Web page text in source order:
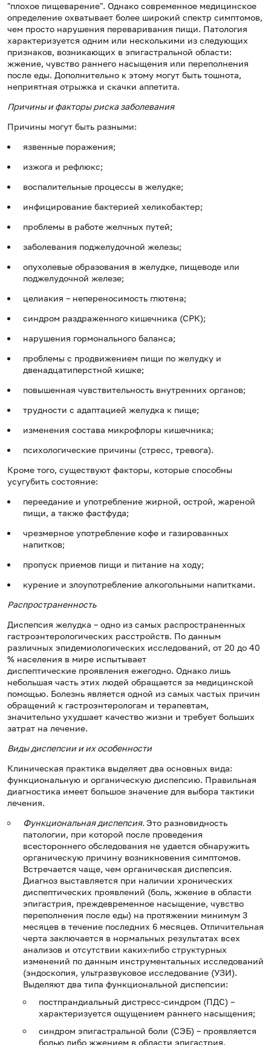
"плохое пищеварение". Однако современное медицинское
определение охватывает более широкий спектр симптомов,
чем просто нарушения переваривания пищи. Патология
характеризуется одним или несколькими из следующих
признаков, возникающих в эпигастральной области:
жжение, чувство раннего насыщения или переполнения
после еды. Дополнительно к этому могут быть тошнота,
неприятная отрыжка и скачки аппетита.
Причины и факторы риска заболевания
Причины могут быть разными:
язвенные поражения;
изжога и рефлюкс;
воспалительные процессы в желудке;
инфицирование бактерией хеликобактер;
проблемы в работе желчных путей;
заболевания поджелудочной железы;
опухолевые образования в желудке, пищеводе или
поджелудочной железе;
целиакия – непереносимость глютена;
синдром раздраженного кишечника (СРК);
нарушения гормонального баланса;
проблемы с продвижением пищи по желудку и
двенадцатиперстной кишке;
повышенная чувствительность внутренних органов;
трудности с адаптацией желудка к пище;
изменения состава микрофлоры кишечника;
психологические причины (стресс, тревога).
Кроме того, существуют факторы, которые способны
усугубить состояние:
переедание и употребление жирной, острой, жареной
пищи, а также фастфуда;
чрезмерное употребление кофе и газированных
напитков;
пропуск приемов пищи и питание на ходу;
курение и злоупотребление алкогольными напитками.
Распространенность
Диспепсия желудка – одно из самых распространенных
гастроэнтерологических расстройств. По данным
различных эпидемиологических исследований, от 20 до 40
% населения в мире испытывает
диспептические проявления ежегодно. Однако лишь
небольшая часть этих людей обращается за медицинской
помощью. Болезнь является одной из самых частых причин
обращений к гастроэнтерологам и терапевтам,
значительно ухудшает качество жизни и требует больших
затрат на лечение.
Виды диспепсии и их особенности
Клиническая практика выделяет два основных вида:
функциональную и органическую диспепсию. Правильная
диагностика имеет большое значение для выбора тактики
лечения.
Функциональная диспепсия.Это разновидность
патологии, при которой после проведения
всестороннего обследования не удается обнаружить
органическую причину возникновения симптомов.
Встречается чаще, чем органическая диспепсия.
Диагноз выставляется при наличии хронических
диспептических проявлений (боль, жжение в области
эпигастрия, преждевременное насыщение, чувство
переполнения после еды) на протяжении минимум 3
месяцев в течение последних 6 месяцев. Отличительная
черта заключается в нормальных результатах всех
анализов и отсутствии каких-либо структурных
изменений по данным инструментальных исследований
(эндоскопия, ультразвуковое исследование (УЗИ).
Выделяют два типа функциональной диспепсии:
постпрандиальный дистресс-синдром (ПДС) –
характеризуется ощущением раннего насыщения;
синдром эпигастральной боли (СЭБ) – проявляется
болью либо жжением в области эпигастрия.